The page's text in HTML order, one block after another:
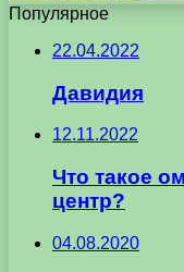
Популярное
22.04.2022
Давидия
12.11.2022
Что такое
центр?
04.08.2020